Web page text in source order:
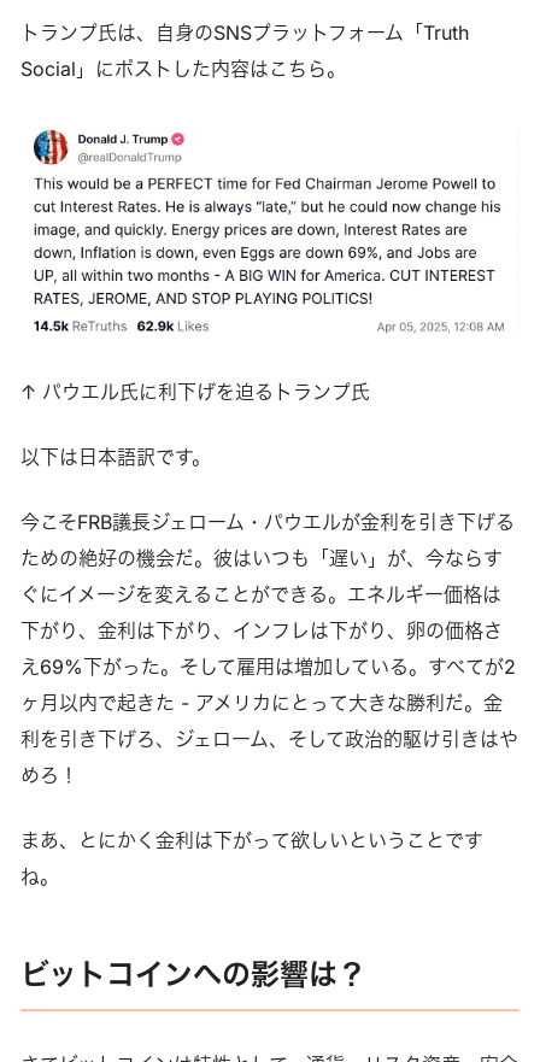
トランプ氏は、自身のSNSプラットフォーム「Truth
Social」にポストした内容はこちら。
↑ パウエル氏に利下げを迫るトランプ氏
以下は日本語訳です。
今こそFRB議長ジェローム・パウエルが金利を引き下げる
ための絶好の機会だ。彼はいつも「遅い」が、今ならす
ぐにイメージを変えることができる。エネルギー価格は
下がり、金利は下がり、インフレは下がり、卵の価格さ
え69%下がった。そして雇用は増加している。すべてが2
ヶ月以内で起きた - アメリカにとって大きな勝利だ。金
利を引き下げろ、ジェローム、そして政治的駆け引きはや
めろ！
まあ、とにかく金利は下がって欲しいということです
ね。
ビットコインへの影響は？